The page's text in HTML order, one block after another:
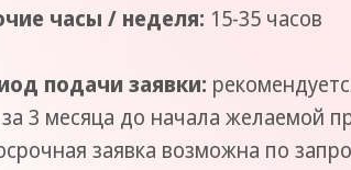
часы / неделя: 15-35 часов
подачи заявки:
за 3 месяца до начала желаемой
заявка возможна по